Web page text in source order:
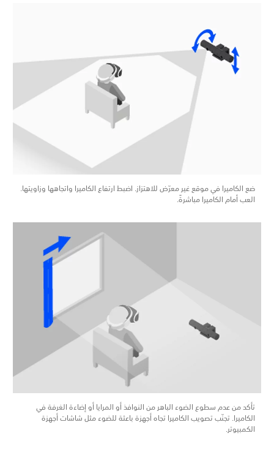
ضع الكاميرا في موقع غير معرّض للاهتزاز. اضبط ارتفاع الكاميرا واتجاهها وزاويتها.
العب أمام الكاميرا مباشرةً.
تأكد من عدم سطوع الضوء الباهر من النوافذ أو المرايا أو إضاءة الغرفة في
الكاميرا. تجنّب تصويب الكاميرا تجاه أجهزة باعثة للضوء مثل شاشات أجهزة
الكمبيوتر.